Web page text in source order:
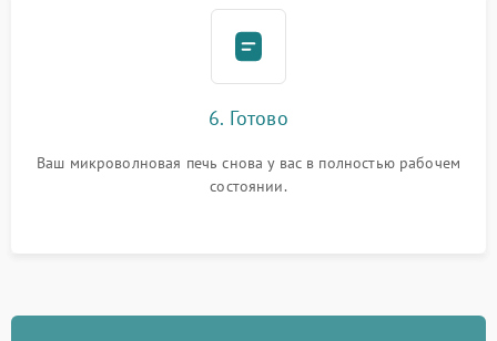
6. Готово
Ваш микроволновая печь снова у вас в полностью рабочем
состоянии.